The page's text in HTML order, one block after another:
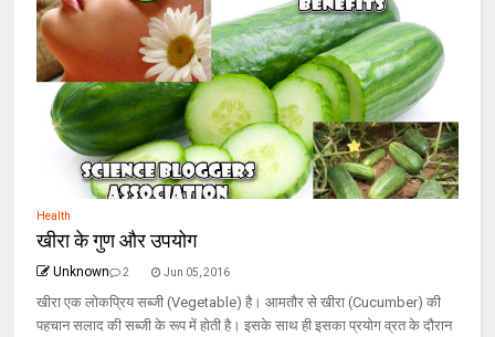
Health
खीरा के गुण और उपयोग
Unknown 2 Jun 05, 2016
खीरा एक लोकप्रिय सब्जी (Vegetable) है। आमतौर से खीरा (Cucumber) की
पहचान सलाद की सब्जी के रूप में होती है। इसके साथ ही इसका प्रयोग व्रत के दौरान